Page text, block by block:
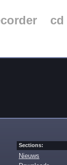
cd
Sections:
Nieuws